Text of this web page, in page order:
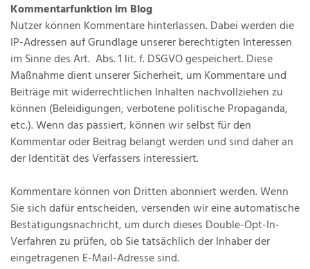
Kommentarfunktion im Blog
Nutzer können Kommentare hinterlassen. Dabei werden die
IP-Adressen auf Grundlage unserer berechtigten Interessen
im Sinne des Art. Abs. 1 lit. f. DSGVO gespeichert. Diese
Maßnahme dient unserer Sicherheit, um Kommentare und
Beiträge mit widerrechtlichen Inhalten nachvollziehen zu
können (Beleidigungen, verbotene politische Propaganda,
etc.). Wenn das passiert, können wir selbst für den
Kommentar oder Beitrag belangt werden und sind daher an
der Identität des Verfassers interessiert.
Kommentare können von Dritten abonniert werden. Wenn
Sie sich dafür entscheiden, versenden wir eine automatische
Bestätigungsnachricht, um durch dieses Double-Opt-In-
Verfahren zu prüfen, ob Sie tatsächlich der Inhaber der
eingetragenen E-Mail-Adresse sind.